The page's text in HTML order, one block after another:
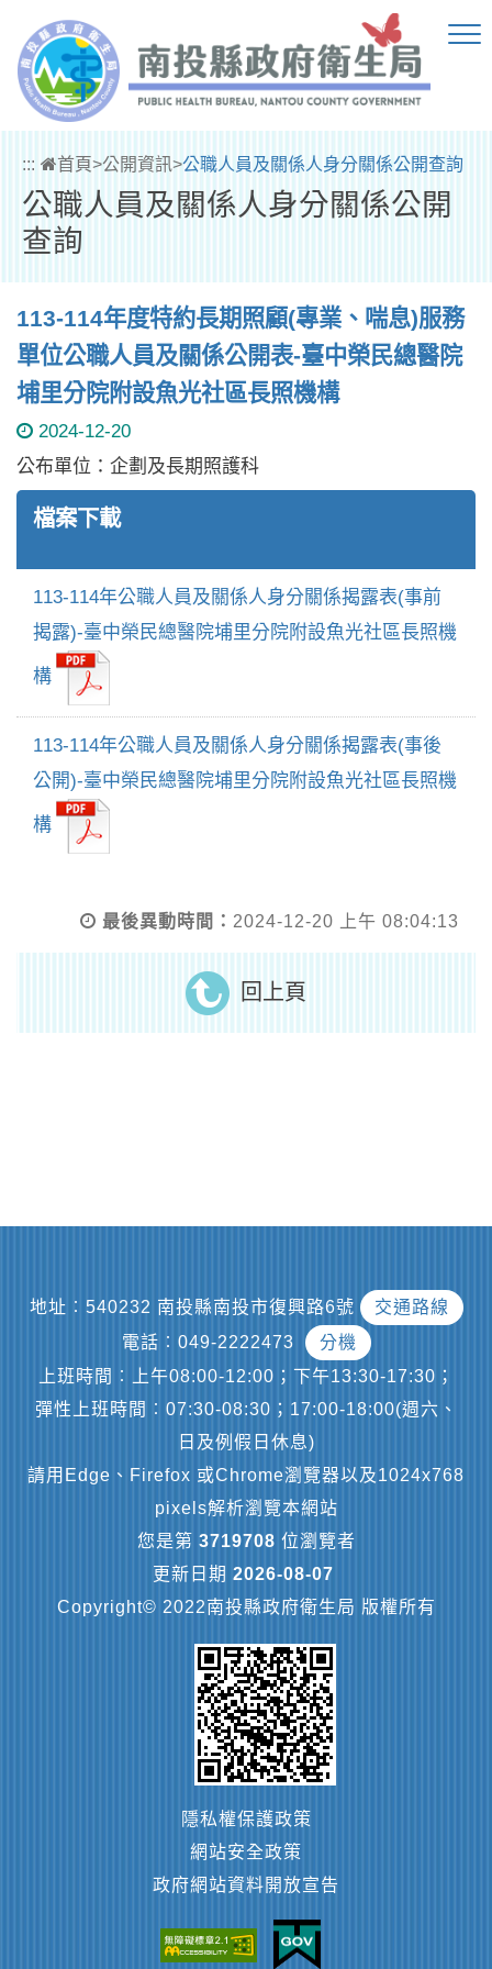
::: 首頁>公開資訊>公職人員及關係人身分關係公開查詢
公職人員及關係人身分關係公開
查詢
113-114年度特約長期照顧(專業、喘息)服務
單位公職人員及關係公開表-臺中榮民總醫院
埔里分院附設魚光社區長照機構
2024-12-20
公布單位：企劃及長期照護科
檔案下載
113-114年公職人員及關係人身分關係揭露表(事前
揭露)-臺中榮民總醫院埔里分院附設魚光社區長照機
構
113-114年公職人員及關係人身分關係揭露表(事後
公開)-臺中榮民總醫院埔里分院附設魚光社區長照機
構
最後異動時間： 2024-12-20 上午 08:04:13
回上頁
地址︰540232 南投縣南投市復興路6號
交通路線
電話︰049-2222473
分機
上班時間︰上午08:00-12:00；下午13:30-17:30；
彈性上班時間︰07:30-08:30；17:00-18:00(週六、
日及例假日休息)
請用Edge、Firefox 或Chrome瀏覽器以及1024x768
pixels解析瀏覽本網站
您是第 3719708 位瀏覽者
更新日期 2026-08-07
Copyright© 2022南投縣政府衛生局 版權所有
隱私權保護政策
網站安全政策
政府網站資料開放宣告